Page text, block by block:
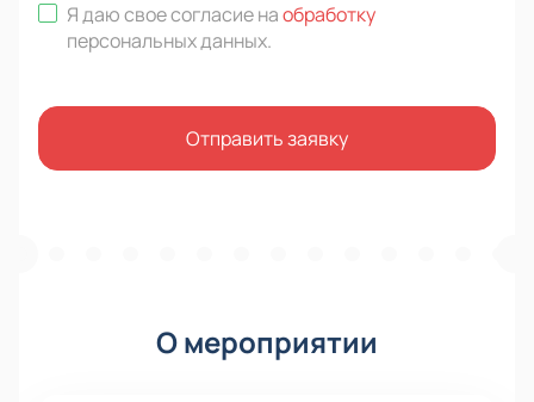
Я даю свое согласие наобработку
персональных данных.
Отправить заявку
О мероприятии